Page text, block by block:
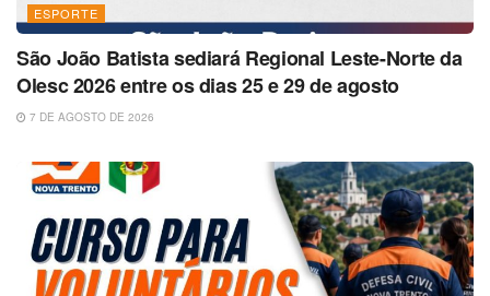
ESPORTE
São João Batista sediará Regional Leste-Norte da
Olesc 2026 entre os dias 25 e 29 de agosto
7 DE AGOSTO DE 2026